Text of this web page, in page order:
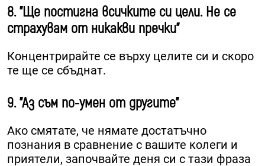
8. "Ще постигна всичките си цели. Не се
страхувам от никакви пречки"
Концентрирайте се върху целите си и скоро
те ще се сбъднат.
9. "Аз съм по-умен от другите"
Ако смятате, че нямате достатъчно
познания в сравнение с вашите колеги и
приятели, започвайте деня си с тази фраза